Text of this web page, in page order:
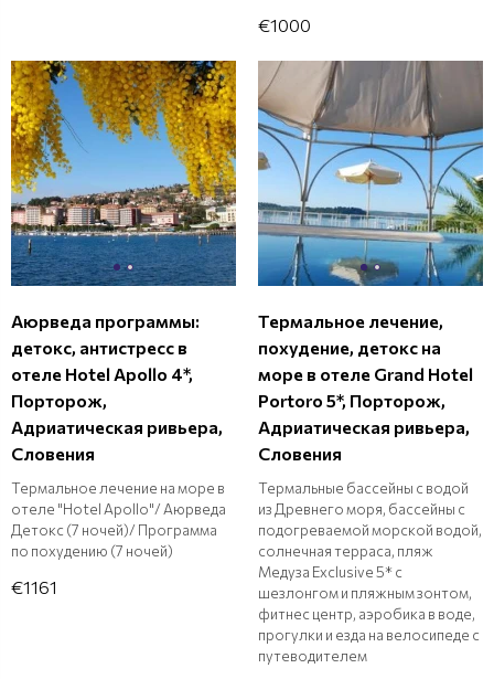
€1000
Аюрведа программы:
детокс, антистресс в
отеле Hotel Apollo 4*,
Порторож,
Адриатическая ривьера,
Словения
Термальное лечение на море в
отеле "Hotel Apollo"/ Аюрведа
Детокс (7 ночей)/ Программа
по похудению (7 ночей)
€1161
Термальное лечение,
похудение, детокс на
море в отеле Grand Hotel
Portoro 5*, Порторож,
Адриатическая ривьера,
Словения
Термальные бассейны с водой
из Древнего моря, бассейны с
подогреваемой морской водой,
солнечная терраса, пляж
Медуза Exclusive 5* с
шезлонгом и пляжным зонтом,
фитнес центр, аэробика в воде,
прогулки и езда на велосипеде с
путеводителем